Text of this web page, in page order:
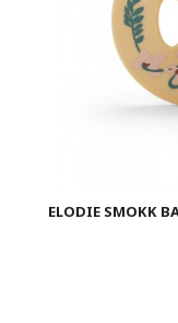
ELODIE SMOKK